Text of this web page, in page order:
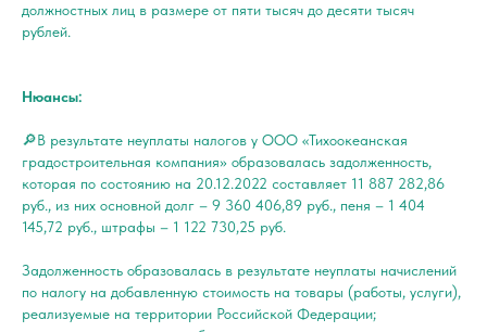
должностных лиц в размере от пяти тысяч до десяти тысяч
рублей.
Нюансы:
🔎В результате неуплаты налогов у ООО «Тихоокеанская
градостроительная компания» образовалась задолженность,
которая по состоянию на 20.12.2022 составляет 11 887 282,86
руб., из них основной долг – 9 360 406,89 руб., пеня – 1 404
145,72 руб., штрафы – 1 122 730,25 руб.
Задолженность образовалась в результате неуплаты начислений
по налогу на добавленную стоимость на товары (работы, услуги),
реализуемые на территории Российской Федерации;